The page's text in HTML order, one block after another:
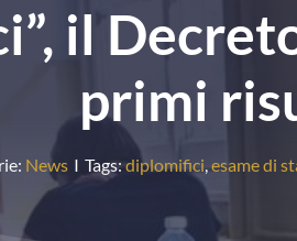
il
primi
News I Tags:diplomifici esame di